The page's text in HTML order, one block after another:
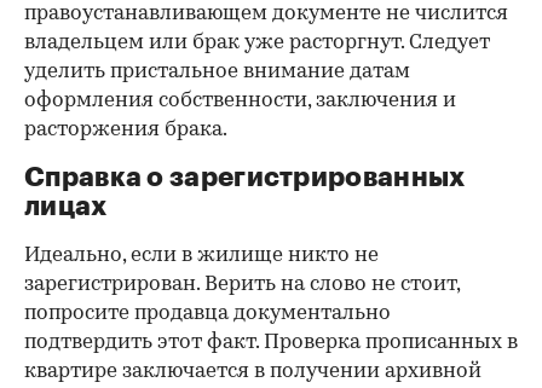
правоустанавливающем документе не числится
владельцем или брак уже расторгнут. Следует
уделить пристальное внимание датам
оформления собственности, заключения и
расторжения брака.
Справка о зарегистрированных
лицах
Идеально, если в жилище никто не
зарегистрирован. Верить на слово не стоит,
попросите продавца документально
подтвердить этот факт. Проверка прописанных в
квартире заключается в получении архивной